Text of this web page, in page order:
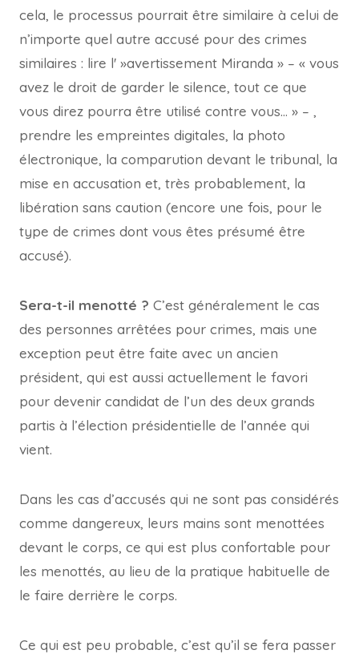
cela, le processus pourrait être similaire à celui de
n’importe quel autre accusé pour des crimes
similaires : lire l' »avertissement Miranda » – « vous
avez le droit de garder le silence, tout ce que
vous direz pourra être utilisé contre vous… » – ,
prendre les empreintes digitales, la photo
électronique, la comparution devant le tribunal, la
mise en accusation et, très probablement, la
libération sans caution (encore une fois, pour le
type de crimes dont vous êtes présumé être
accusé).
Sera-t-il menotté ? C’est généralement le cas
des personnes arrêtées pour crimes, mais une
exception peut être faite avec un ancien
président, qui est aussi actuellement le favori
pour devenir candidat de l’un des deux grands
partis à l’élection présidentielle de l’année qui
vient.
Dans les cas d’accusés qui ne sont pas considérés
comme dangereux, leurs mains sont menottées
devant le corps, ce qui est plus confortable pour
les menottés, au lieu de la pratique habituelle de
le faire derrière le corps.
Ce qui est peu probable, c’est qu’il se fera passer